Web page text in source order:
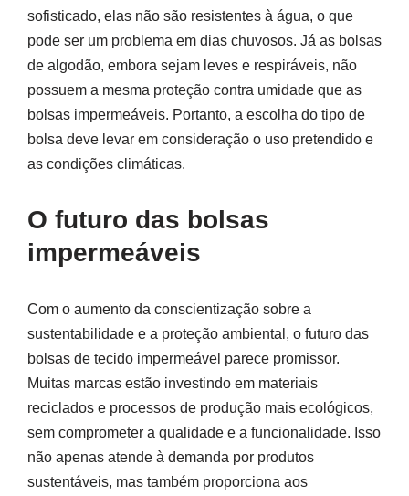
sofisticado, elas não são resistentes à água, o que
pode ser um problema em dias chuvosos. Já as bolsas
de algodão, embora sejam leves e respiráveis, não
possuem a mesma proteção contra umidade que as
bolsas impermeáveis. Portanto, a escolha do tipo de
bolsa deve levar em consideração o uso pretendido e
as condições climáticas.
O futuro das bolsas
impermeáveis
Com o aumento da conscientização sobre a
sustentabilidade e a proteção ambiental, o futuro das
bolsas de tecido impermeável parece promissor.
Muitas marcas estão investindo em materiais
reciclados e processos de produção mais ecológicos,
sem comprometer a qualidade e a funcionalidade. Isso
não apenas atende à demanda por produtos
sustentáveis, mas também proporciona aos